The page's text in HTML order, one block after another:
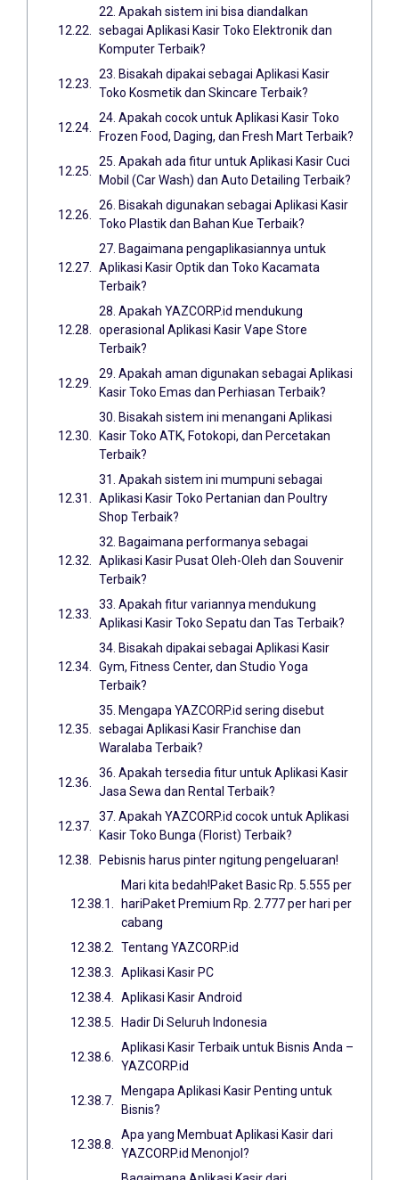
22. Apakah sistem ini bisa diandalkan
sebagai Aplikasi Kasir Toko Elektronik dan
Komputer Terbaik?
23. Bisakah dipakai sebagai Aplikasi Kasir
Toko Kosmetik dan Skincare Terbaik?
24. Apakah cocok untuk Aplikasi Kasir Toko
Frozen Food, Daging, dan Fresh Mart Terbaik?
25. Apakah ada fitur untuk Aplikasi Kasir Cuci
Mobil (Car Wash) dan Auto Detailing Terbaik?
26. Bisakah digunakan sebagai Aplikasi Kasir
Toko Plastik dan Bahan Kue Terbaik?
27. Bagaimana pengaplikasiannya untuk
Aplikasi Kasir Optik dan Toko Kacamata
Terbaik?
28. Apakah YAZCORP.id mendukung
operasional Aplikasi Kasir Vape Store
Terbaik?
29. Apakah aman digunakan sebagai Aplikasi
Kasir Toko Emas dan Perhiasan Terbaik?
30. Bisakah sistem ini menangani Aplikasi
Kasir Toko ATK, Fotokopi, dan Percetakan
Terbaik?
31. Apakah sistem ini mumpuni sebagai
Aplikasi Kasir Toko Pertanian dan Poultry
Shop Terbaik?
32. Bagaimana performanya sebagai
Aplikasi Kasir Pusat Oleh-Oleh dan Souvenir
Terbaik?
33. Apakah fitur variannya mendukung
Aplikasi Kasir Toko Sepatu dan Tas Terbaik?
34. Bisakah dipakai sebagai Aplikasi Kasir
Gym, Fitness Center, dan Studio Yoga
Terbaik?
35. Mengapa YAZCORP.id sering disebut
sebagai Aplikasi Kasir Franchise dan
Waralaba Terbaik?
36. Apakah tersedia fitur untuk Aplikasi Kasir
Jasa Sewa dan Rental Terbaik?
37. Apakah YAZCORP.id cocok untuk Aplikasi
Kasir Toko Bunga (Florist) Terbaik?
Pebisnis harus pinter ngitung pengeluaran!
Mari kita bedah!Paket Basic Rp. 5.555 per
hariPaket Premium Rp. 2.777 per hari per
cabang
Tentang YAZCORP.id
Aplikasi Kasir PC
Aplikasi Kasir Android
Hadir Di Seluruh Indonesia
Aplikasi Kasir Terbaik untuk Bisnis Anda –
YAZCORP.id
Mengapa Aplikasi Kasir Penting untuk
Bisnis?
Apa yang Membuat Aplikasi Kasir dari
YAZCORP.id Menonjol?